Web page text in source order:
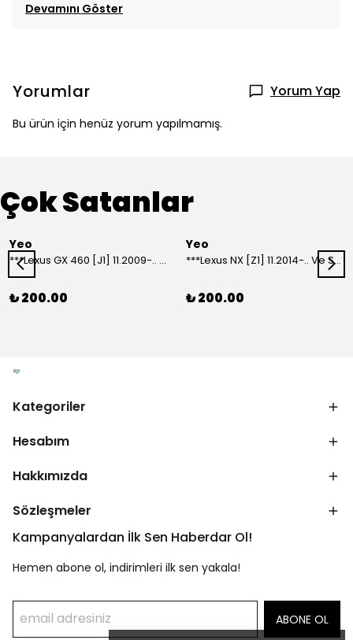
Devamını Göster
Yorumlar Yorum Yap
Bu ürün için henüz yorum yapılmamış.
Çok Satanlar
Yeo
***Lexus GX 460 [J1] 11.2009-.. Ve Sonrası Model Yılları İçin Uyumlu Yeo Arka Silecek
₺ 200.00
Yeo
***Lexus NX [Z1] 11.2014-.. Ve Sonrası Model Yılları İçin Uyumlu Yeo Arka Silecek
₺ 200.00
Kategoriler
Hesabım
Hakkımızda
Sözleşmeler
Kampanyalardan İlk Sen Haberdar Ol!
Hemen abone ol, indirimleri ilk sen yakala!
ABONE OL